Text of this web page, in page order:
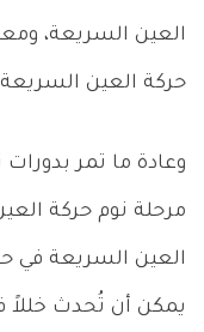
العين السريعة،
حركة العين
وعادة ما تمر بدورات
مرحلة نوم حركة
يمكن أن تُحدث خللاً